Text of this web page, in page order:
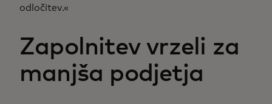
odločitev.«
Zapolnitev vrzeli za
manjša podjetja